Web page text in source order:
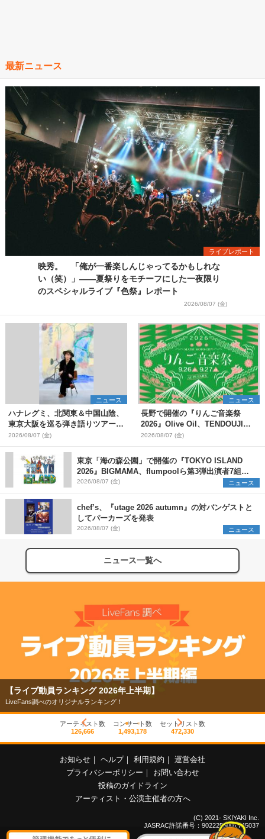
最新ニュース
ライブレポート
映秀。 「俺が一番楽しんじゃってるかもしれな
い（笑）」――夏祭りをモチーフにした一夜限り
のスペシャルライブ『色祭』レポート
2026/08/07 (金)
ニュース
ハナレグミ、北関東＆中国山陰、
東京大阪を巡る弾き語りツアー10
月より開催決定
2026/08/07 (金)
ニュース
長野で開催の『りんご音楽祭
2026』Olive Oil、TENDOUJIら
第11弾出演アーティスト（16組）
を発表
2026/08/07 (金)
東京「海の森公園」で開催の『TOKYO ISLAND
2026』BIGMAMA、flumpoolら第3弾出演者7組を
発表 ワークショップ・アート出展者を募集
2026/08/07 (金) ニュース
chef’s、『utage 2026 autumn』の対バンゲストと
してパーカーズを発表
2026/08/07 (金) ニュース
ニュース一覧へ
【ライブ動員ランキング 2026年上半期】
LiveFans調べのオリジナルランキング！
アーティスト数
126,666
コンサート数
1,493,178
セットリスト数
472,330
お知らせ ｜ ヘルプ｜ 利用規約 ｜ 運営会社
プライバシーポリシー ｜
お問い合わせ
投稿のガイドライン
アーティスト・公演主催者の方へ
(C) 2021- SKIYAKI Inc.
JASRAC許諾番号：9022255001Y45037